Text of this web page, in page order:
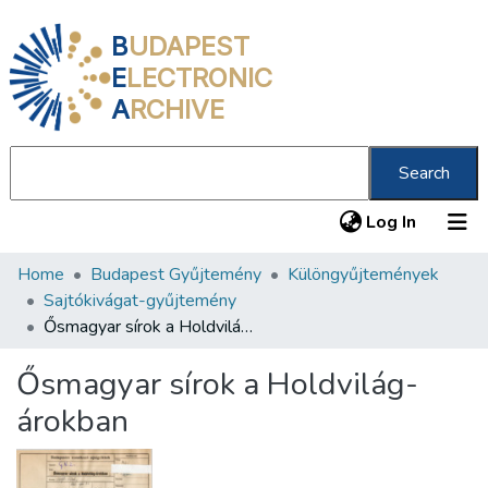
BUDAPEST
ELECTRONIC
ARCHIVE
Search
Log In (current)
Communities & Collections
All of DSpace
Statistics
About us
Home Budapest Gyűjtemény
Különgyűjtemények
Sajtókivágat-gyűjtemény
Ősmagyar sírok a Holdvilág-árokban
Ősmagyar sírok a Holdvilág-
árokban